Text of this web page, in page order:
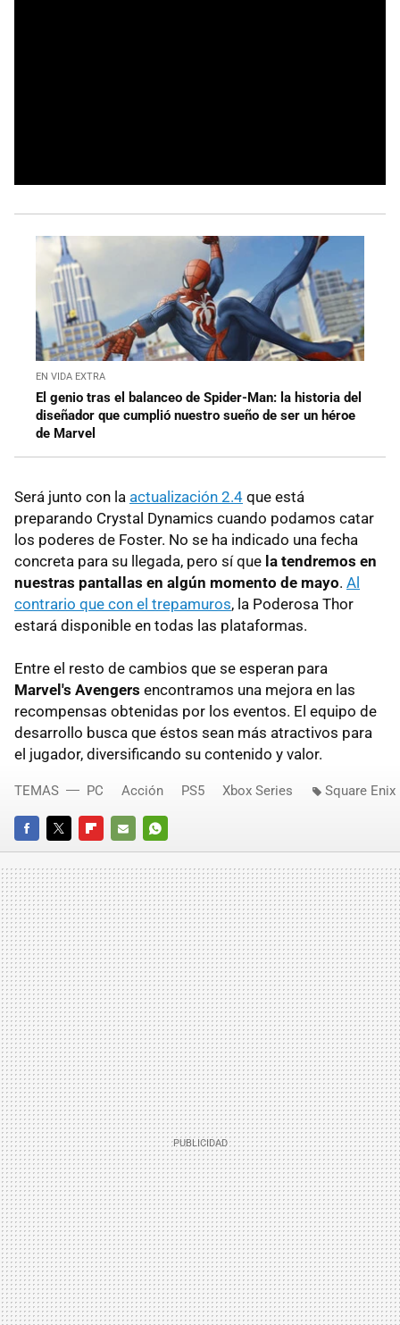
EN VIDA EXTRA
El genio tras el balanceo de Spider-Man: la historia del
diseñador que cumplió nuestro sueño de ser un héroe
de Marvel
Será junto con la actualización 2.4 que está
preparando Crystal Dynamics cuando podamos catar
los poderes de Foster. No se ha indicado una fecha
concreta para su llegada, pero sí que la tendremos en
nuestras pantallas en algún momento de mayo. Al
contrario que con el trepamuros, la Poderosa Thor
estará disponible en todas las plataformas.
Entre el resto de cambios que se esperan para
Marvel's Avengers encontramos una mejora en las
recompensas obtenidas por los eventos. El equipo de
desarrollo busca que éstos sean más atractivos para
el jugador, diversificando su contenido y valor.
FACEBOOKTWITTERFLIPBOARD
E-
MAIL
WHATSAPP
TEMAS PC Acción PS5 Xbox Series Square Enix